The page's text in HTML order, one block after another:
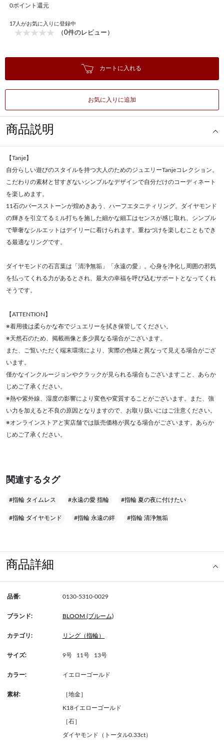
0ポイント還元
17 人がお気に入りに登録中
（0件のレビュー）
カートに入れる
お気に入りに追加
商品説明
【Tanje】
自分らしい遊びのスタイルを持つ大人のためのジュエリーTanjeコレクション。
こだわりの素材と甘すぎないシンプルなデザインで自分だけのコーディネート
を楽しめます。
11石のバースストーンが煌めきあう、ハーフエタニティリング。ダイヤモンド
の輝きを引立てるミル打ちを施した細かな細工はセンスが感じ取れ、シンプル
で華奢なシルエットはデイリーに着けられます。重ねづけを楽しむこともでき
る最適なリングです。
ダイヤモンドの石言葉は「清浄無垢」「永遠の愛」。心身を浄化し周囲の邪気
を払ってくれる力があるとされ、最大の幸福を呼び込むサポートとなってくれ
そうです。
【ATTENTION】
※着用後は柔らかな布でジュエリーを拭き保管してください。
※天然石のため、掲載画像と多少異なる場合がございます。
また、ご覧いただく端末環境により、実際の色味と異なって見える場合がござ
います。
僅かなインクルージョンやクラックが見られる場合もございますこと、あらか
じめご了承ください。
※熱や紫外線、湿度の影響により変色や変質することがございます。また、強
い力を加えると不良の原因となりますので、お取り扱いにはご注意ください。
※オンラインストアと実店舗では販売価格が異なる場合がございます。あらか
じめご了承ください。
関連するタグ
#指輪 タイムレス #永遠の愛 指輪 #指輪 夏の夜に付けたい
#指輪 ダイヤモンド #指輪 永遠の絆 #指輪 清浄無垢
商品詳細
品番: 0130-5310-0029
ブランド: BLOOM (ブルーム)
カテゴリ: リング（指輪）
サイズ: 9号 11号 13号
カラー: イエローゴールド
素材: ［地金］
K18イエローゴールド
［石］
ダイヤモンド（トータル0.33ct）